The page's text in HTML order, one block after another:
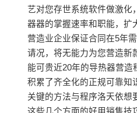
艺对您存世系统软件做激化
器器的掌握速率和职能，扩
营造业企业保证合同在5年
请况，将无能力为您营造新
能可贵近20年的导热器营
积累了齐全化的正规可靠知
关键的方法与程序洛天依想
这些几个方面的好用销售技